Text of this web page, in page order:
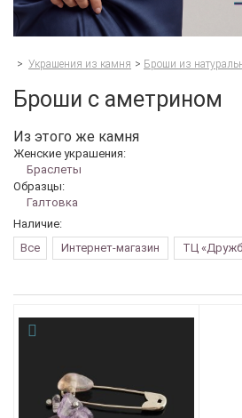
> Украшения из камня > Броши из
Броши с аметрином
Из этого же камня
Женские украшения:
Браслеты
Образцы:
Галтовка
Наличие:
Все
Интернет-магазин ТЦ